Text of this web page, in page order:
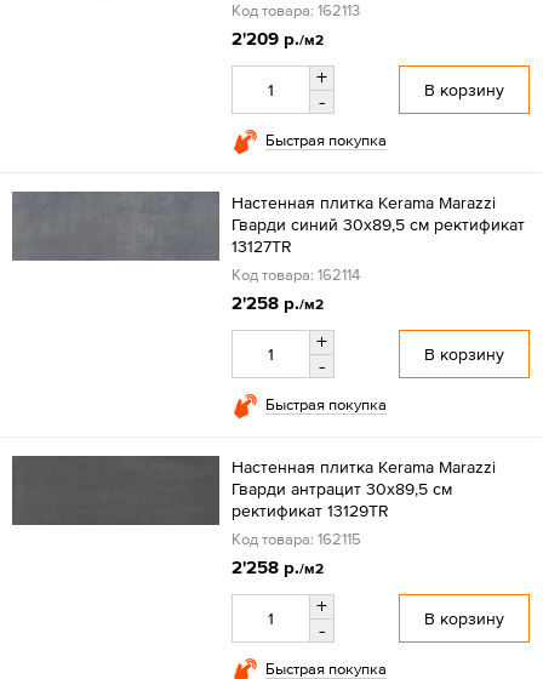
Код товара: 162113
2'209 р./м2
+
-
В корзину
Быстрая покупка
Настенная плитка Kerama Marazzi
Гварди синий 30x89,5 см ректификат
13127TR
Код товара: 162114
2'258 р./м2
+
-
В корзину
Быстрая покупка
Настенная плитка Kerama Marazzi
Гварди антрацит 30x89,5 см
ректификат 13129TR
Код товара: 162115
2'258 р./м2
+
-
В корзину
Быстрая покупка